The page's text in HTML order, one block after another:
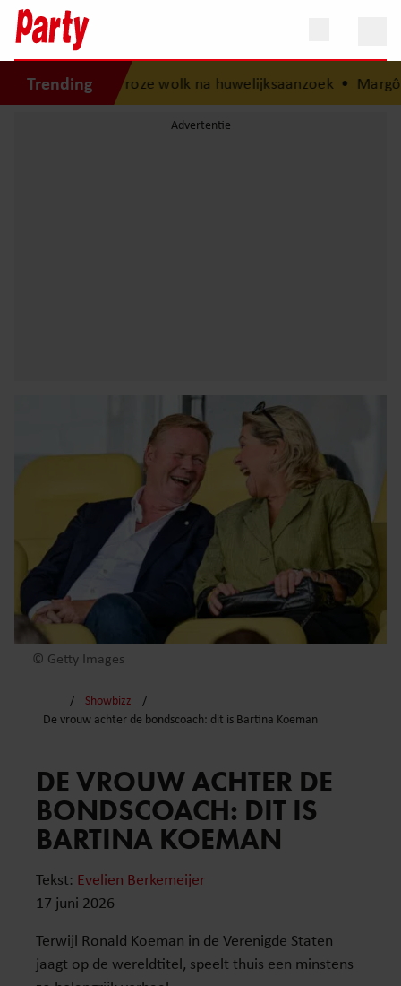
Trending
roze wolk na huwelijksaanzoek•Margôt Ros
© Getty Images
Showbizz
De vrouw achter de bondscoach: dit is Bartina Koeman
DE VROUW ACHTER DE
BONDSCOACH: DIT IS
BARTINA KOEMAN
Tekst: Evelien Berkemeijer
17 juni 2026
Terwijl Ronald Koeman in de Verenigde Staten
jaagt op de wereldtitel, speelt thuis een minstens